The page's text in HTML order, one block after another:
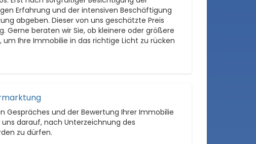
Erfahrung und der intensiven Beschäftigung
abgeben. Dieser von uns geschätzte Preis
Gerne beraten wir Sie, ob kleinere oder größere
Ihre Immobilie in das richtige Licht zu rücken
Gespräches und der Bewertung Ihrer Immobilie
darauf, nach Unterzeichnung des
zu dürfen.